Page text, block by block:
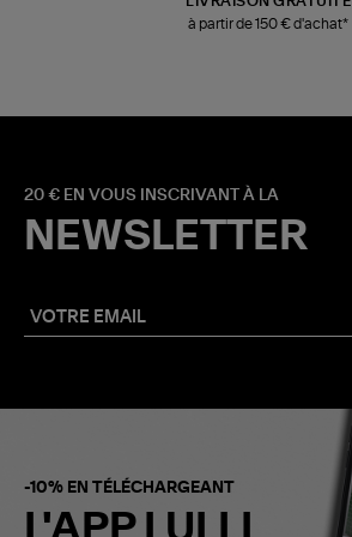
à partir de 150 € d'achat*
20 € EN VOUS INSCRIVANT À LA
NEWSLETTER
-10% EN TÉLÉCHARGEANT